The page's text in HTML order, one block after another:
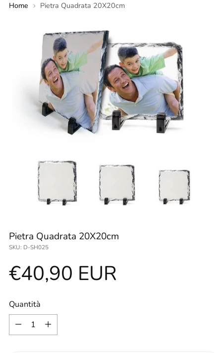
Home Pietra Quadrata 20X20cm
Pietra Quadrata 20X20cm
SKU: D-SH025
Prezzo
di
listino
€40,90 EUR
Quantità
Quantità